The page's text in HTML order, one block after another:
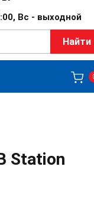
Вс - выходной
Найти
Station